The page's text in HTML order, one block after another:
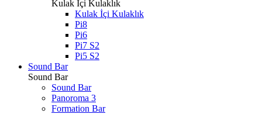
Kulak İçi Kulaklık
Kulak İçi Kulaklık
Pi8
Pi6
Pi7 S2
Pi5 S2
Sound Bar
Sound Bar
Sound Bar
Panoroma 3
Formation Bar